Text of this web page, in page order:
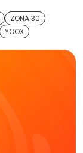
ZONA 30
YOOX